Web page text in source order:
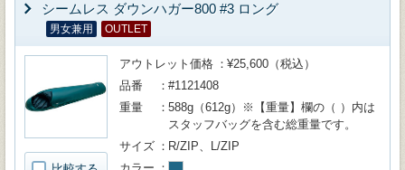
シームレス ダウンハガー800 #3 ロング
男女兼用 OUTLET
アウトレット価格
¥25,600（税込）
品番
#1121408
重量
588g（612g）※【重量】欄の（ ）内は
スタッフバッグを含む総重量です。
サイズ
R/ZIP、L/ZIP